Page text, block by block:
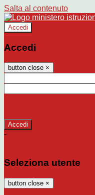
Salta al contenuto
Accedi
Accedi
button close ×
-
Seleziona utente
button close ×